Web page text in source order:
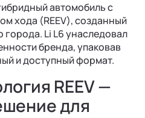
автомобиль с
хода (REEV), созданный
Li L6 унаследовал
бренда, упаковав
и доступный формат.
REEV —
для